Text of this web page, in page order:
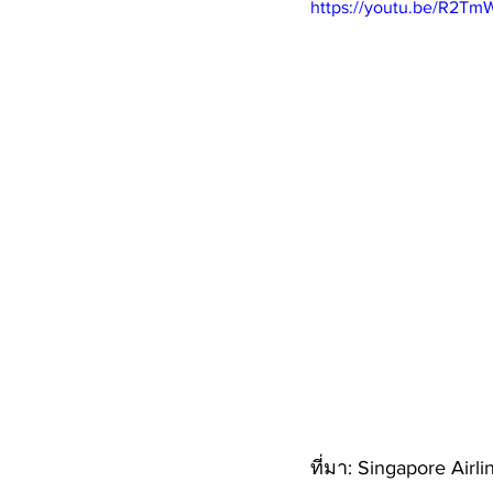
https://youtu.be/
ที่มา: Singapore